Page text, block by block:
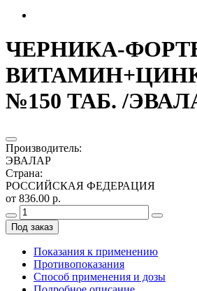
ЧЕРНИКА-
ВИТАМИН+ЦИНК
№150 ТАБ. /
Производитель:
ЭВАЛАР
Страна:
РОССИЙСКАЯ ФЕДЕРАЦИЯ
от 836.00 р.
Под заказ
Показания к применению
Противопоказания
Способ применения и дозы